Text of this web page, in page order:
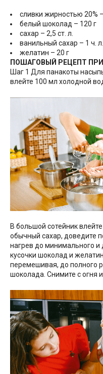
сливки жирностью 20%
белый шоколад – 120 г
сахар – 2,5 ст. л.
ванильный сахар – 1 ч. л.
желатин – 20 г
ПОШАГОВЫЙ РЕЦЕПТ
Шаг 1 Для панакоты
влейте 100 мл холодной
В большой сотейник
обычный сахар, доведите
нагрев до минимального
кусочки шоколад и
перемешивая, до полного
шоколада. Снимите с огня